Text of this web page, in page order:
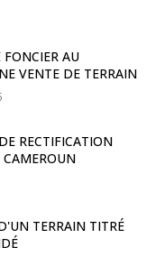
AU
VENTE DE TERRAIN
RECTIFICATION
CAMEROUN
TERRAIN TITRÉ